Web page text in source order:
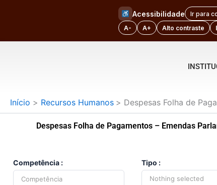
Acessibilidade Ir para
A-
A+ Alto contraste
Início Recursos Humanos Despesas Folha de
Despesas Folha de Pagamentos – Emendas
Competência : Tipo :
Nothing selected